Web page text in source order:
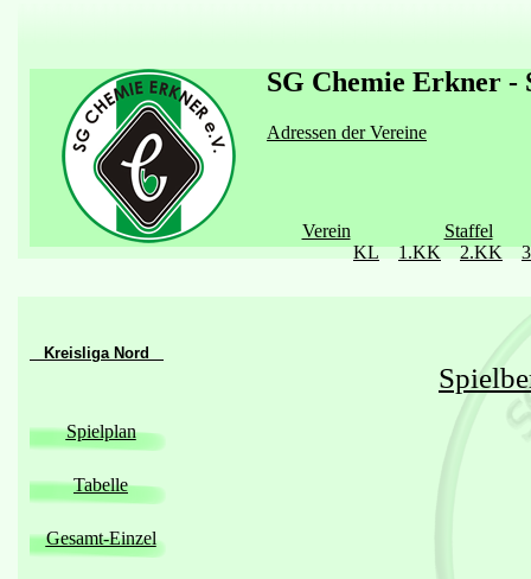
SG Chemie Erkner -
Adressen der Vereine
Verein
Staffel
KL
1.KK 2.KK
Kreisliga Nord
Spielplan
Tabelle
Gesamt-Einzel